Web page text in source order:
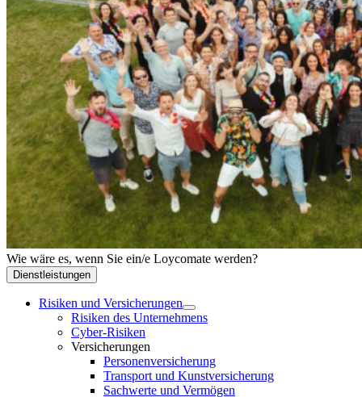
Wie wäre es, wenn Sie ein/e Loycomate werden?
Dienstleistungen
Risiken und Versicherungen
Risiken des Unternehmens
Cyber-Risiken
Versicherungen
Personenversicherung
Transport und Kunstversicherung
Sachwerte und Vermögen